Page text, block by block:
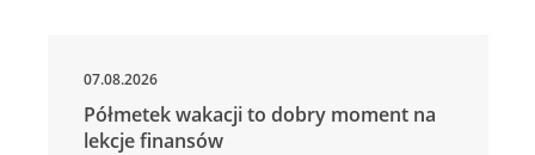
07.08.2026
Półmetek wakacji to dobry moment na
lekcje finansów